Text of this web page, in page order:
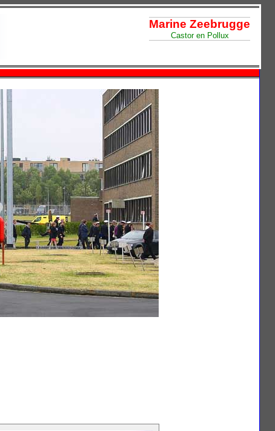
Marine Zeebrugge
Castor en Pollux